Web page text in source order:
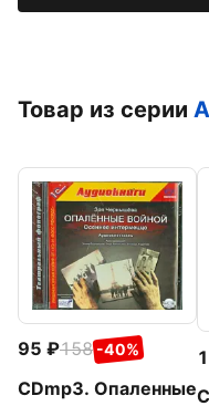
Товар из серии
95 158 -40%
CDmp3. Опаленные